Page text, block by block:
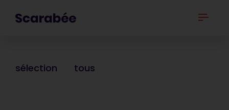
sélection tous